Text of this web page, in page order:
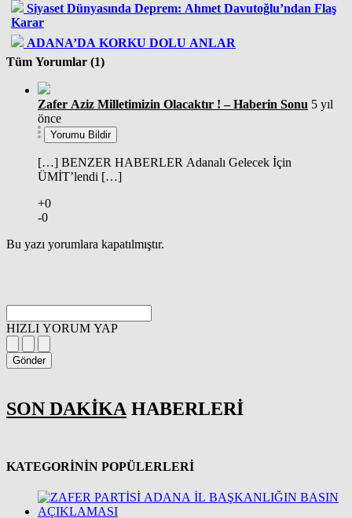
Siyaset Dünyasında Deprem: Ahmet Davutoğlu’ndan Flaş
Karar
ADANA’DA KORKU DOLU ANLAR
Tüm Yorumlar (1)
Zafer Aziz Milletimizin Olacaktır ! – Haberin Sonu 5 yıl
önce
Yorumu Bildir
[…] BENZER HABERLER Adanalı Gelecek İçin
ÜMİT’lendi […]
+0
-0
Bu yazı yorumlara kapatılmıştır.
HIZLI YORUM YAP
Gönder
SON DAKİKA HABERLERİ
KATEGORİNİN POPÜLERLERİ